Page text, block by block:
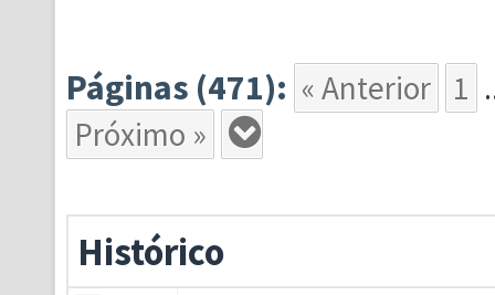
Páginas (471): « Anterior 1
Próximo »
Histórico